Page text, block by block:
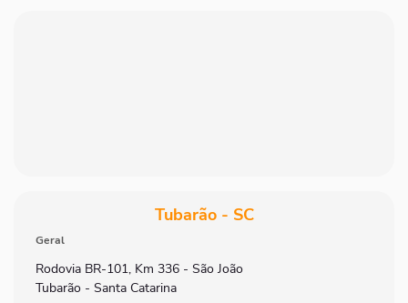
Tubarão - SC
Geral
Rodovia BR-101, Km 336 - São João
Tubarão - Santa Catarina